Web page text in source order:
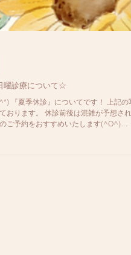
曜診療について☆
『夏季休診』についてです！ 上記の写